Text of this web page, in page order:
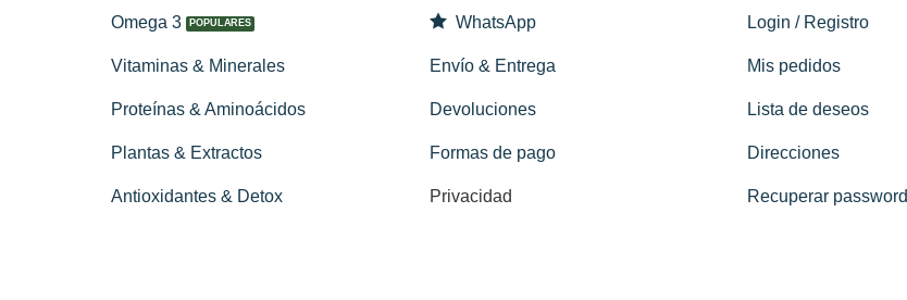
Omega 3
Vitaminas & Minerales
Proteínas & Aminoácidos
Plantas & Extractos
Antioxidantes & Detox
WhatsApp
Envío & Entrega
Devoluciones
Formas de pago
Privacidad
Login / Registro
Mis pedidos
Lista de deseos
Direcciones
Recuperar password